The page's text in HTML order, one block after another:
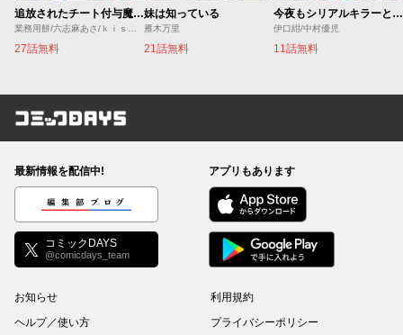
追放されたチート付与魔術師は気ままなセカンドライフを謳歌する。 ～俺は武器だけじゃなく、あらゆるものに『強化ポイント』を付与できるし、俺の意思でいつでも効果を解除できるけど、残った人たち大丈夫？～
業務用餅/六志麻あさ/ｋｉｓｕｉ
27話無料
妹は知っている
雁木万里
21話無料
今夜もシリアルキラーと待ち合わせ
伊口紺/中村優児
11話無料
コミックDAYS
最新情報を配信中!
編集部ブログ
コミックDAYS
@comicdays_team
アプリもあります
お知らせ
ヘルプ／使い方
利用規約
プライバシーポリシー